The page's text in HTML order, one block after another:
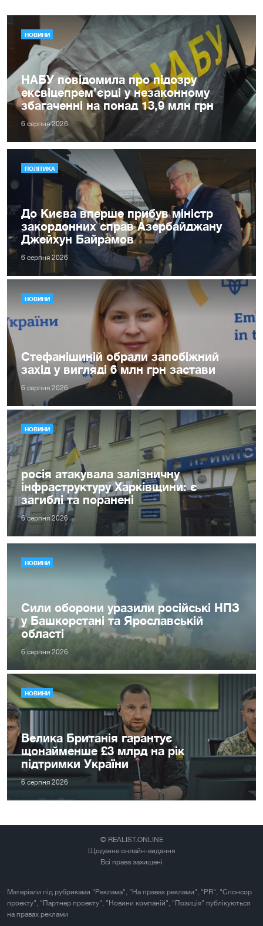
НОВИНИ
НАБУ повідомила про підозру
ексвіцепрем’єрці у незаконному
збагаченні на понад 13,9 млн грн
6 серпня 2026
ПОЛІТИКА
До Києва вперше прибув міністр
закордонних справ Азербайджану
Джейхун Байрамов
6 серпня 2026
НОВИНИ
Стефанішиній обрали запобіжний
захід у вигляді 6 млн грн застави
6 серпня 2026
НОВИНИ
росія атакувала залізничну
інфраструктуру Харківщини: є
загиблі та поранені
6 серпня 2026
НОВИНИ
Сили оборони уразили російські НПЗ
у Башкорстані та Ярославській
області
6 серпня 2026
НОВИНИ
Велика Британія гарантує
щонайменше £3 млрд на рік
підтримки України
6 серпня 2026
© REALIST.ONLINE
Щоденне онлайн-видання
Всі права захищені
Матеріали під рубриками "Реклама", "На правах реклами", "PR", "Спонсор
проекту", "Партнер проекту", "Новини компаній", "Позиція" публікуються
на правах реклами